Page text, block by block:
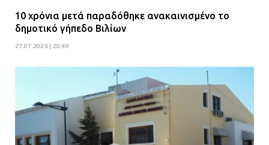
10 χρόνια μετά παραδόθηκε ανακαινισμένο το
δημοτικό γήπεδο Βιλίων
27.07.2026 | 20:49